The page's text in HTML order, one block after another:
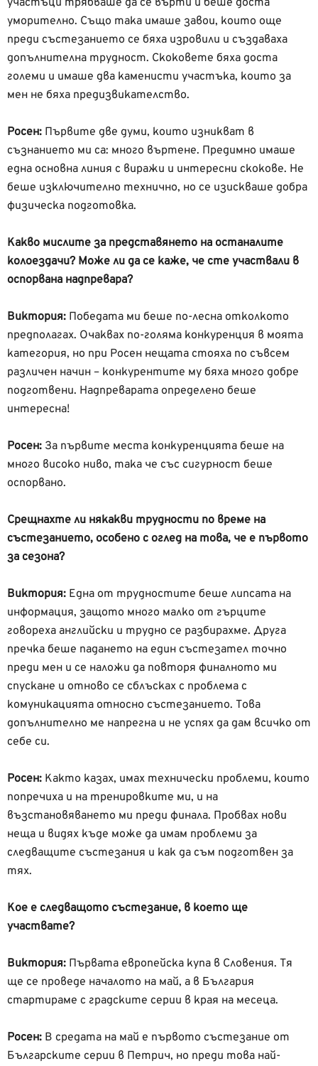
уморително. Също така имаше завои, които още
преди състезанието се бяха изровили и създаваха
допълнителна трудност. Скоковете бяха доста
големи и имаше два каменисти участъка, които за
мен не бяха предизвикателство.
Росен: Първите две думи, които изникват в
съзнанието ми са: много въртене. Предимно имаше
една основна линия с виражи и интересни скокове. Не
беше изключително технично, но се изискваше добра
физическа подготовка.
Какво мислите за представянето на останалите
колоездачи? Може ли да се каже, че сте участвали в
оспорвана надпревара?
Виктория: Победата ми беше по-лесна отколкото
предполагах. Очаквах по-голяма конкуренция в моята
категория, но при Росен нещата стояха по съвсем
различен начин – конкурентите му бяха много добре
подготвени. Надпреварата определено беше
интересна!
Росен: За първите места конкуренцията беше на
много високо ниво, така че със сигурност беше
оспорвано.
Срещнахте ли някакви трудности по време на
състезанието, особено с оглед на това, че е първото
за сезона?
Виктория: Една от трудностите беше липсата на
информация, защото много малко от гърците
говореха английски и трудно се разбирахме. Друга
пречка беше падането на един състезател точно
преди мен и се наложи да повторя финалното ми
спускане и отново се сблъсках с проблема с
комуникацията относно състезанието. Това
допълнително ме напрегна и не успях да дам всичко от
себе си.
Росен: Както казах, имах технически проблеми, които
попречиха и на тренировките ми, и на
възстановяването ми преди финала. Пробвах нови
неща и видях къде може да имам проблеми за
следващите състезания и как да съм подготвен за
тях.
Кое е следващото състезание, в което ще
участвате?
Виктория: Първата европейска купа в Словения. Тя
ще се проведе началото на май, а в България
стартираме с градските серии в края на месеца.
Росен: В средата на май е първото състезание от
Българските серии в Петрич, но преди това най-